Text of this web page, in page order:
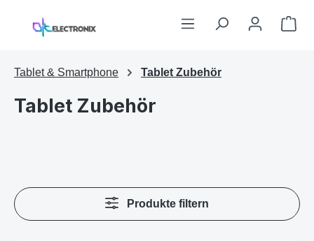
Zum Hauptinhalt springen
Tablet & Smartphone Tablet Zubehör
Tablet Zubehör
Produkte filtern